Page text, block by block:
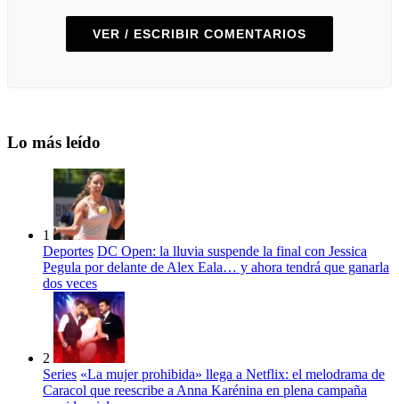
VER / ESCRIBIR COMENTARIOS
Lo más leído
1
Deportes DC Open: la lluvia suspende la final con Jessica
Pegula por delante de Alex Eala… y ahora tendrá que ganarla
dos veces
2
Series «La mujer prohibida» llega a Netflix: el melodrama de
Caracol que reescribe a Anna Karénina en plena campaña